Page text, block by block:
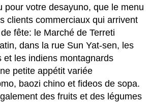
pour votre desayuno, que le menu
clients commerciaux qui arrivent
fête: le Marché de Terreti
dans la rue Sun Yat-sen, les
et les indiens montagnards
petite appétit variée
baozi chino et fideos de sopa.
des fruits et des légumes